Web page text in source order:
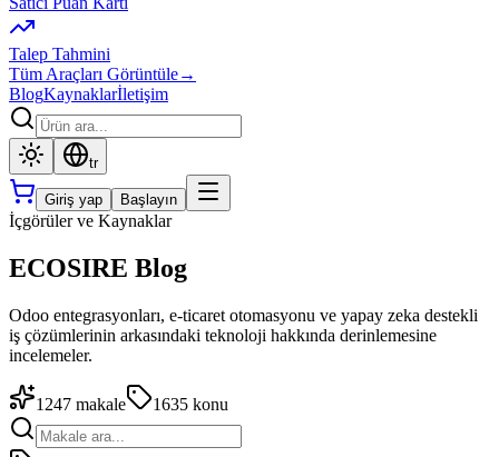
Talep Tahmini
Tüm Araçları Görüntüle→
BlogKaynaklarİletişim
tr
Giriş yap Başlayın
İçgörüler ve Kaynaklar
ECOSIRE Blog
Odoo entegrasyonları, e-ticaret otomasyonu ve yapay zeka destekli
iş çözümlerinin arkasındaki teknoloji hakkında derinlemesine
incelemeler.
1247 makale 1635 konu